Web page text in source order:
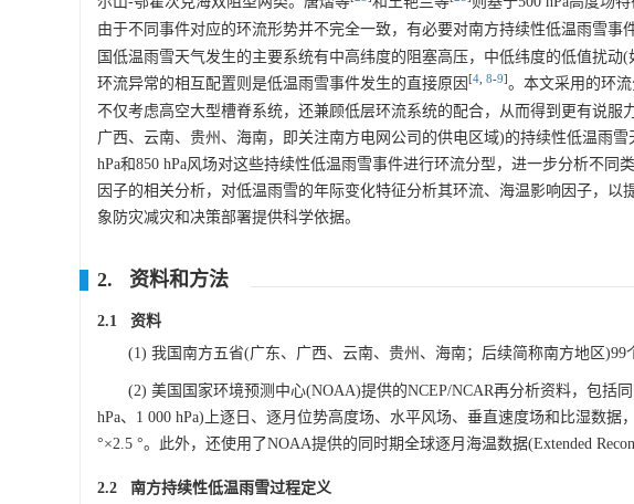
由于不同事件对应的环流形势并不完全一致，有必要对南方持续性低温雨雪事
国低温雨雪天气发生的主要系统有中高纬度的阻塞高压，中低纬度的低值扰
环流异常的相互配置则是低温雨雪事件发生的直接原因 [4 8-9]。本文采用的环
不仅考虑高空大型槽脊系统，还兼顾低层环流系统的配合，从而得到更有说服
广西、云南、贵州、海南，即关注南方电网公司的供电区域)的持续性低温雨
hPa和850 hPa风场对这些持续性低温雨雪事件进行环流分型，进一步分析不
因子的相关分析，对低温雨雪的年际变化特征分析其环流、海温影响因子，
象防灾减灾和决策部署提供科学依据。
2. 资料和方法
2.1 资料
(1) 我国南方五省(广东、广西、云南、贵州、海南；后续简称南方地区
(2) 美国国家环境预测中心(NOAA)提供的NCEP/NCAR再分析资料，包括同
hPa、1 000 hPa)上逐日、逐月位势高度场、水平风场、垂直速度场和比湿数
°×2.5 °。此外，还使用了NOAA提供的同时期全球逐月海温数据(Extended
2.2 南方持续性低温雨雪过程定义